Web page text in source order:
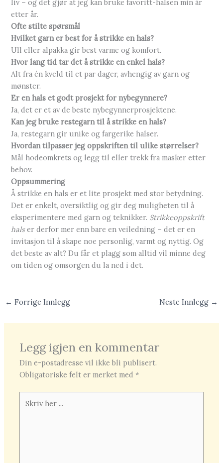
liv – og det gjør at jeg kan bruke favoritt-halsen min år
etter år.
Ofte stilte spørsmål
Hvilket garn er best for å strikke en hals?
Ull eller alpakka gir best varme og komfort.
Hvor lang tid tar det å strikke en enkel hals?
Alt fra én kveld til et par dager, avhengig av garn og
mønster.
Er en hals et godt prosjekt for nybegynnere?
Ja, det er et av de beste nybegynnerprosjektene.
Kan jeg bruke restegarn til å strikke en hals?
Ja, restegarn gir unike og fargerike halser.
Hvordan tilpasser jeg oppskriften til ulike størrelser?
Mål hodeomkrets og legg til eller trekk fra masker etter
behov.
Oppsummering
Å strikke en hals er et lite prosjekt med stor betydning.
Det er enkelt, oversiktlig og gir deg muligheten til å
eksperimentere med garn og teknikker. Strikkeoppskrift
halser derfor mer enn bare en veiledning – det er en
invitasjon til å skape noe personlig, varmt og nyttig. Og
det beste av alt? Du får et plagg som alltid vil minne deg
om tiden og omsorgen du la ned i det.
← Forrige Innlegg Neste Innlegg →
Legg igjen en kommentar
Din e-postadresse vil ikke bli publisert.
Obligatoriske felt er merket med*
her